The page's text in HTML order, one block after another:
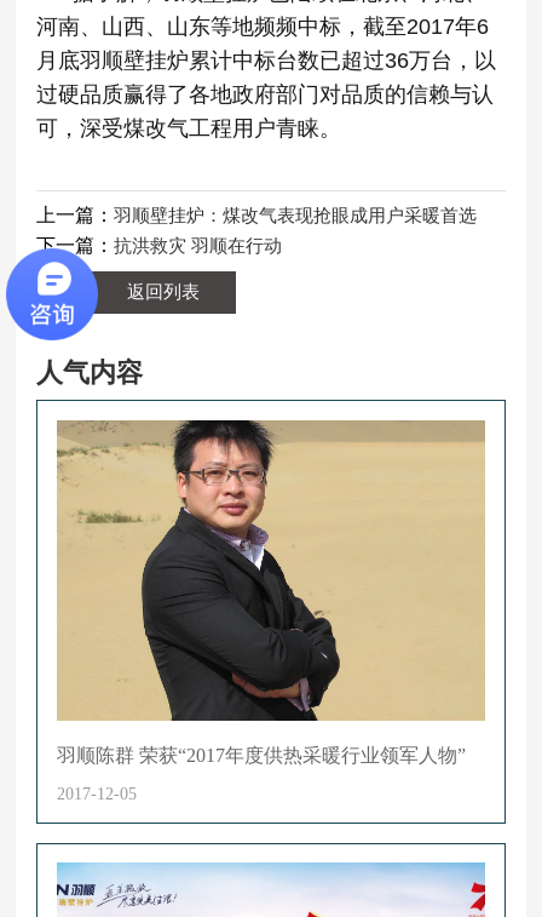
河南、山西、山东等地频频中标，截至2017年6
月底羽顺壁挂炉累计中标台数已超过36万台，以
过硬品质赢得了各地政府部门对品质的信赖与认
可，深受煤改气工程用户青睐。
上一篇：羽顺壁挂炉：煤改气表现抢眼成用户采暖首选
下一篇：抗洪救灾 羽顺在行动
返回列表
人气内容
羽顺陈群 荣获“2017年度供热采暖行业领军人物”
2017-12-05